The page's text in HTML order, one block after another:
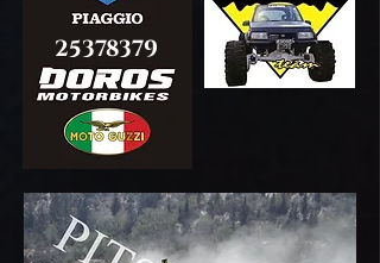
25378379